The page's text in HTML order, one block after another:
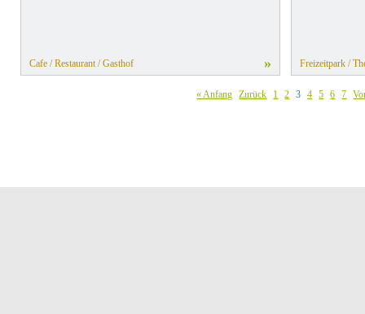
Cafe / Restaurant / Gasthof » Freizeitpark /
« Anfang Zurück 1 2 3 4 5 6 7